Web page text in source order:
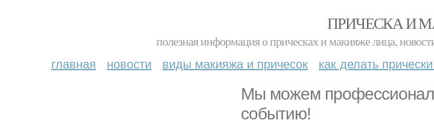
ПРИЧЕСКА И
полезная информация о прическах и макияже лица,
главная новости виды макияжа и причесок как делать
Мы можем
событию!